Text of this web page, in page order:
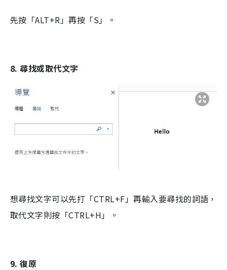
先按「ALT+R」再按「S」。
8. 尋找或取代文字
想尋找文字可以先打「CTRL+F」再輸入要尋找的詞語，
取代文字則按「CTRL+H」。
9. 復原